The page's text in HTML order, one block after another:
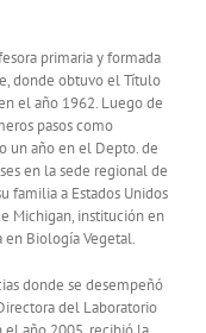
primaria y formada
donde obtuvo el Título
el año 1962. Luego de
pasos como
un año en el Depto. de
en la sede regional de
familia a Estados Unidos
Michigan, institución en
en Biología Vegetal.
donde se desempeñó
del Laboratorio